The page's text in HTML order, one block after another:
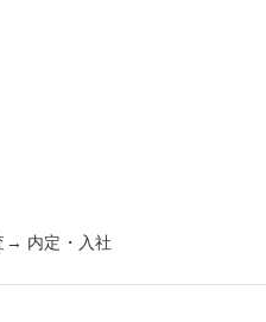
→ 内定・入社